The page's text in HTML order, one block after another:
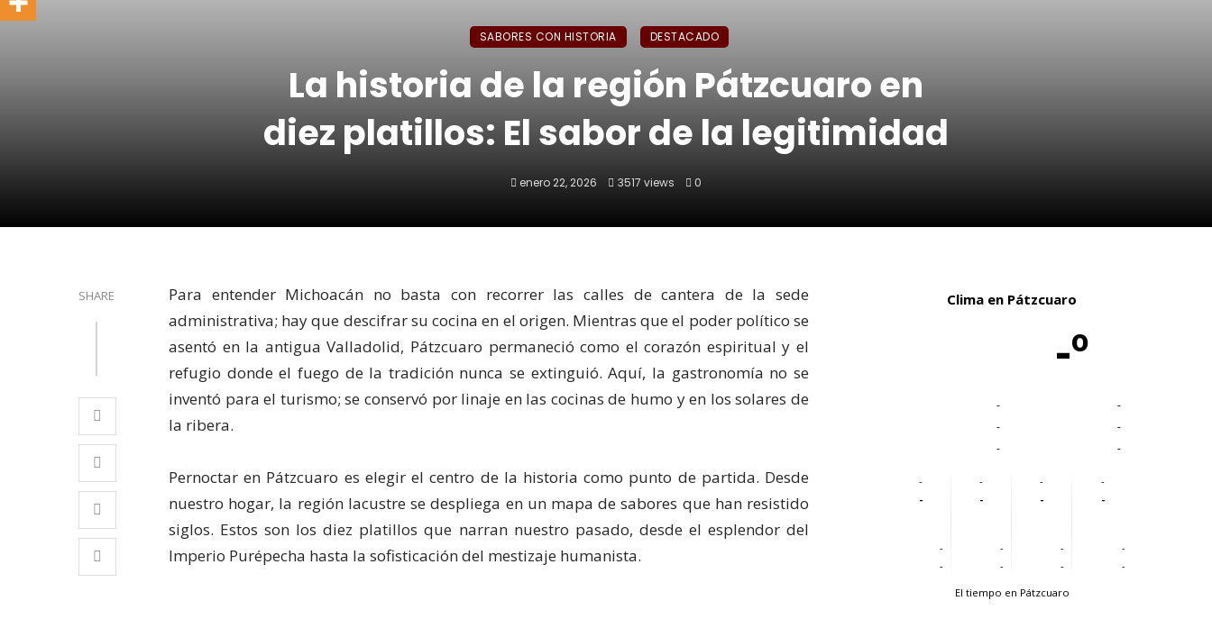
SABORES CON HISTORIA DESTACADO
La historia de la región Pátzcuaro en
diez platillos: El sabor de la legitimidad
enero 22, 2026 3517 views 0
SHARE
Para entender Michoacán no basta con recorrer las calles de cantera de la sede
administrativa; hay que descifrar su cocina en el origen. Mientras que el poder político se
asentó en la antigua Valladolid, Pátzcuaro permaneció como el corazón espiritual y el
refugio donde el fuego de la tradición nunca se extinguió. Aquí, la gastronomía no se
inventó para el turismo; se conservó por linaje en las cocinas de humo y en los solares de
la ribera.
Pernoctar en Pátzcuaro es elegir el centro de la historia como punto de partida. Desde
nuestro hogar, la región lacustre se despliega en un mapa de sabores que han resistido
siglos. Estos son los diez platillos que narran nuestro pasado, desde el esplendor del
Imperio Purépecha hasta la sofisticación del mestizaje humanista.
Clima en Pátzcuaro
-º
-
-
-
-
-
-
-
-
-
-
-
-
-
-
-
-
-
-
-
-
-
-
El tiempo en Pátzcuaro